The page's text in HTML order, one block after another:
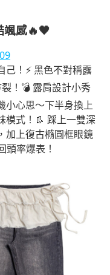
颯感🔥🖤
！⚡️ 黑色不對稱露
！💣 露肩設計小秀
小心思～下半身換上
模式！👢 踩上一雙深
加上復古橢圓框眼鏡
頭率爆表！